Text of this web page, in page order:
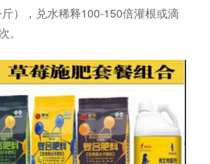
），兑水稀释100-150倍灌根或滴
。